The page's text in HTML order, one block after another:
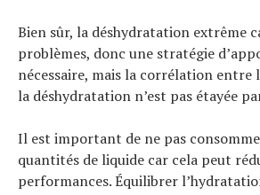
Bien sûr, la déshydratation extrême
problèmes, donc une stratégie
nécessaire, mais la corrélation entre
la déshydratation n’est pas étayée
Il est important de ne pas
quantités de liquide car cela peut
performances. Équilibrer